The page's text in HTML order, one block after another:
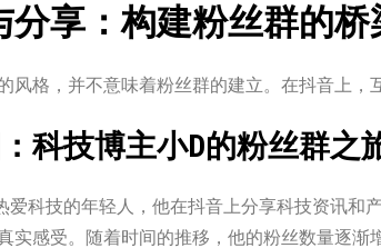
分享：构建粉丝群的桥
风格，并不意味着粉丝群的建立。在抖音上，
科技博主小D的粉丝群之
爱科技的年轻人，他在抖音上分享科技资讯和
实感受。随着时间的推移，他的粉丝数量逐渐